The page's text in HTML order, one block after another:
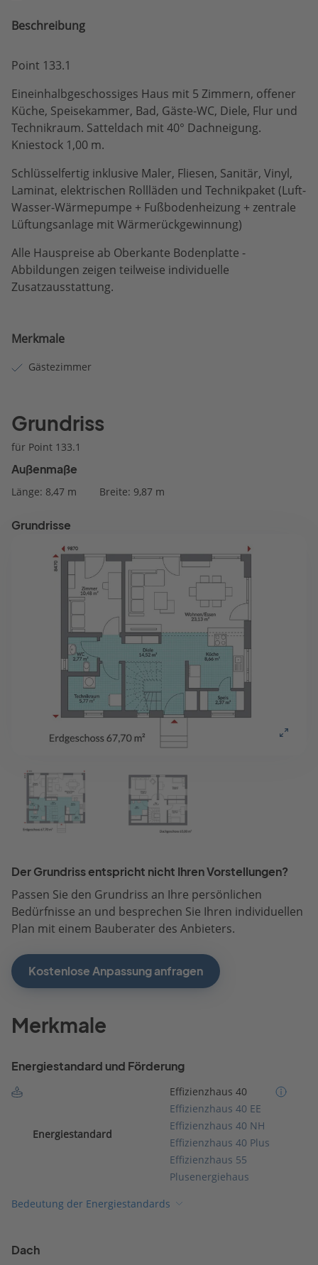
Beschreibung
Point 133.1
Eineinhalbgeschossiges Haus mit 5 Zimmern, offener
Küche, Speisekammer, Bad, Gäste-WC, Diele, Flur und
Technikraum. Satteldach mit 40° Dachneigung.
Kniestock 1,00 m.
Schlüsselfertig inklusive Maler, Fliesen, Sanitär, Vinyl,
Laminat, elektrischen Rollläden und Technikpaket (Luft-
Wasser-Wärmepumpe + Fußbodenheizung + zentrale
Lüftungsanlage mit Wärmerückgewinnung)
Alle Hauspreise ab Oberkante Bodenplatte -
Abbildungen zeigen teilweise individuelle
Zusatzausstattung.
Merkmale
Gästezimmer
Grundriss
für Point 133.1
Außenmaße
Länge: 8,47 m Breite: 9,87 m
Grundrisse
Der Grundriss entspricht nicht Ihren Vorstellungen?
Passen Sie den Grundriss an Ihre persönlichen
Bedürfnisse an und besprechen Sie Ihren individuellen
Plan mit einem Bauberater des Anbieters.
Kostenlose Anpassung anfragen
Merkmale
Energiestandard und Förderung
Energiestandard
Effizienzhaus 40
Effizienzhaus 40 EE
Effizienzhaus 40 NH
Effizienzhaus 40 Plus
Effizienzhaus 55
Plusenergiehaus
Bedeutung der Energiestandards
Dach